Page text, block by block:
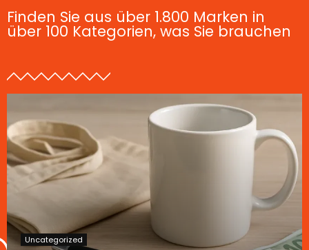
Finden Sie aus über 1.800 Marken in
über 100 Kategorien, was Sie brauchen
Uncategorized